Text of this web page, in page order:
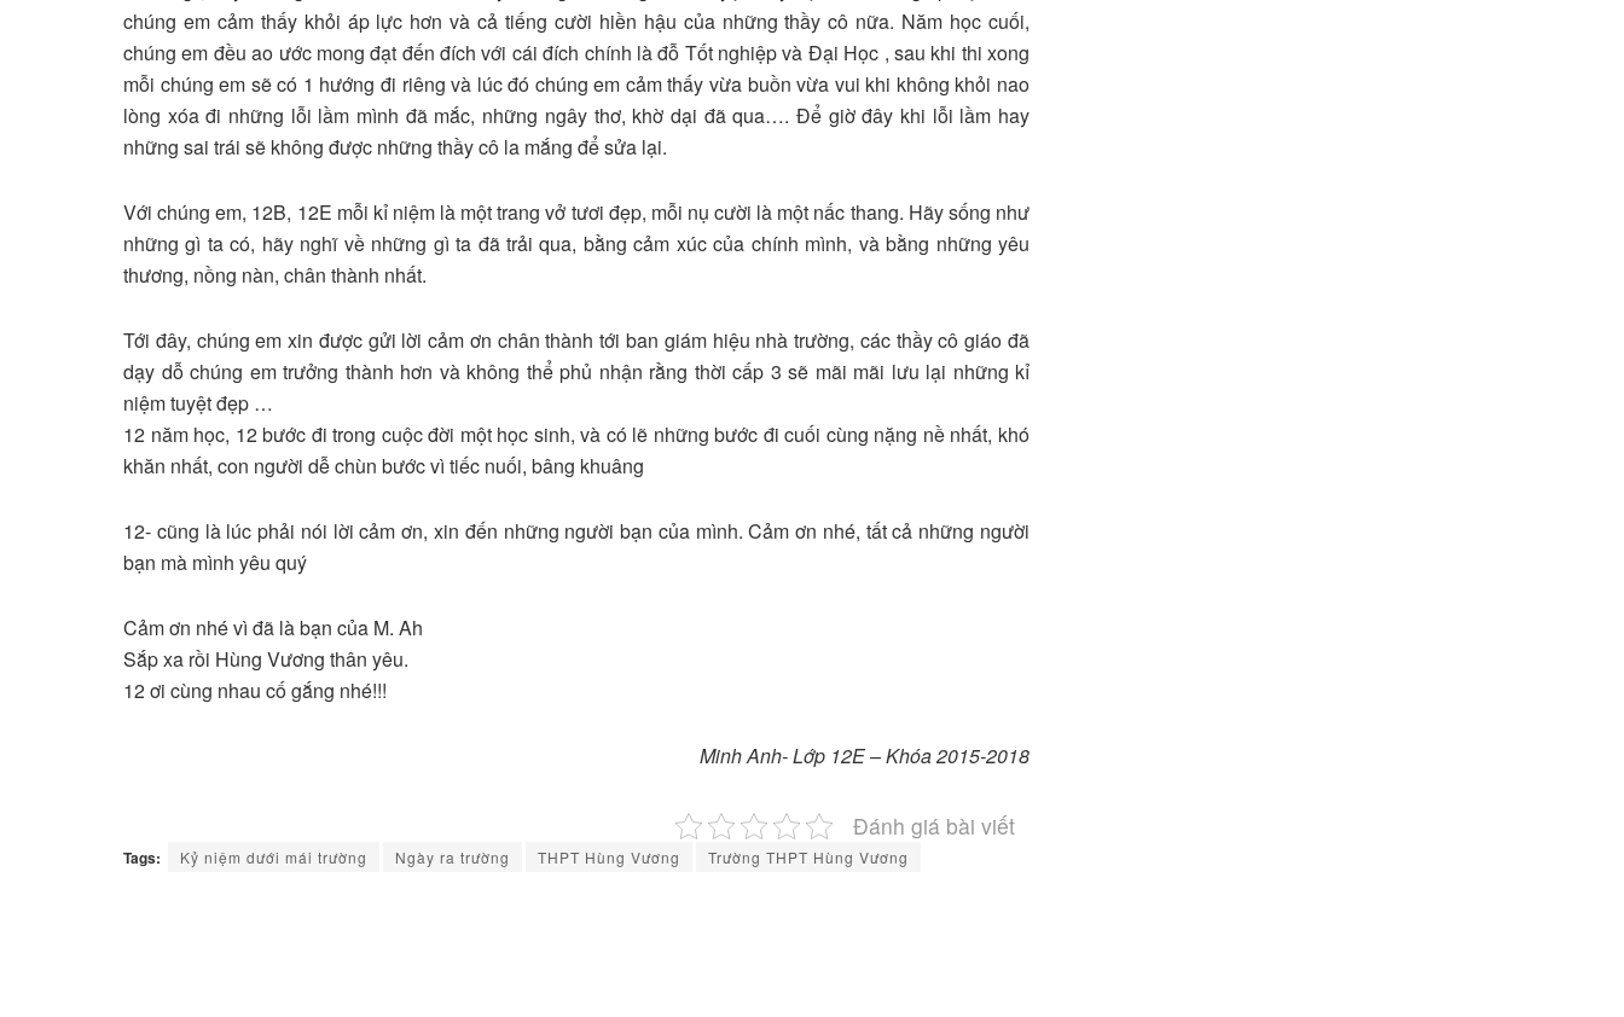
chúng em cảm thấy khỏi áp lực hơn và cả tiếng cười hiền hậu của những thầy cô nữa. Năm học cuối,
chúng em đều ao ước mong đạt đến đích với cái đích chính là đỗ Tốt nghiệp và Đại Học , sau khi thi xong
mỗi chúng em sẽ có 1 hướng đi riêng và lúc đó chúng em cảm thấy vừa buồn vừa vui khi không khỏi nao
lòng xóa đi những lỗi lầm mình đã mắc, những ngây thơ, khờ dại đã qua…. Để giờ đây khi lỗi lầm hay
những sai trái sẽ không được những thầy cô la mắng để sửa lại.
Với chúng em, 12B, 12E mỗi kỉ niệm là một trang vở tươi đẹp, mỗi nụ cười là một nấc thang. Hãy sống như
những gì ta có, hãy nghĩ về những gì ta đã trải qua, bằng cảm xúc của chính mình, và bằng những yêu
thương, nồng nàn, chân thành nhất.
Tới đây, chúng em xin được gửi lời cảm ơn chân thành tới ban giám hiệu nhà trường, các thầy cô giáo đã
dạy dỗ chúng em trưởng thành hơn và không thể phủ nhận rằng thời cấp 3 sẽ mãi mãi lưu lại những kỉ
niệm tuyệt đẹp …
12 năm học, 12 bước đi trong cuộc đời một học sinh, và có lẽ những bước đi cuối cùng nặng nề nhất, khó
khăn nhất, con người dễ chùn bước vì tiếc nuối, bâng khuâng
12- cũng là lúc phải nói lời cảm ơn, xin đến những người bạn của mình. Cảm ơn nhé, tất cả những người
bạn mà mình yêu quý
Cảm ơn nhé vì đã là bạn của M. Ah
Sắp xa rồi Hùng Vương thân yêu.
12 ơi cùng nhau cố gắng nhé!!!
Minh Anh- Lớp 12E – Khóa 2015-2018
Đánh giá bài viết
Tags: Kỷ niệm dưới mái trường Ngày ra trường THPT Hùng Vương Trường THPT Hùng Vương